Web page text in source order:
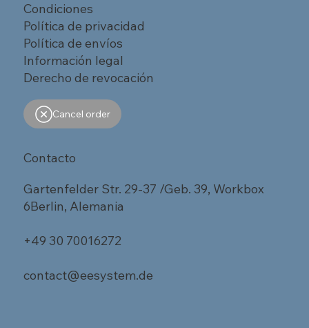
Condiciones
Política de privacidad
Política de envíos
Información legal
Derecho de revocación
Cancel order
Contacto
Gartenfelder Str. 29-37 /Geb. 39, Workbox
6Berlin, Alemania
+49 30 70016272
contact@eesystem.de